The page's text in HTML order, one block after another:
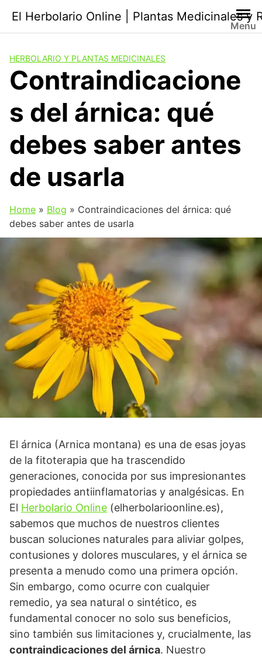
contenido
El Herbolario Online | Plantas Medicinales y
Menu
HERBOLARIO Y PLANTAS MEDICINALES
Contraindicacione
s del árnica: qué
debes saber antes
de usarla
Home » Blog » Contraindicaciones del árnica: qué
debes saber antes de usarla
El árnica (Arnica montana) es una de esas joyas
de la fitoterapia que ha trascendido
generaciones, conocida por sus impresionantes
propiedades antiinflamatorias y analgésicas. En
El Herbolario Online (elherbolarioonline.es),
sabemos que muchos de nuestros clientes
buscan soluciones naturales para aliviar golpes,
contusiones y dolores musculares, y el árnica se
presenta a menudo como una primera opción.
Sin embargo, como ocurre con cualquier
remedio, ya sea natural o sintético, es
fundamental conocer no solo sus beneficios,
sino también sus limitaciones y, crucialmente, las
contraindicaciones del árnica. Nuestro